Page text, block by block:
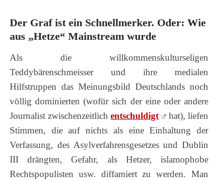
Der Graf ist ein Schnellmerker. Oder: Wie
aus „Hetze“ Mainstream wurde
Als die willkommenskulturseligen
Teddybärenschmeisser und ihre medialen
Hilfstruppen das Meinungsbild Deutschlands noch
völlig dominierten (wofür sich der eine oder andere
Journalist zwischenzeitlichentschuldigt
hat), liefen
Stimmen, die auf nichts als eine Einhaltung der
Verfassung, des Asylverfahrensgesetzes und Dublin
III drängten, Gefahr, als Hetzer, islamophobe
Rechtspopulisten usw. diffamiert zu werden. Man